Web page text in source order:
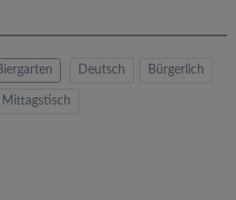
Deutsch Bürgerlich
Mittagstisch